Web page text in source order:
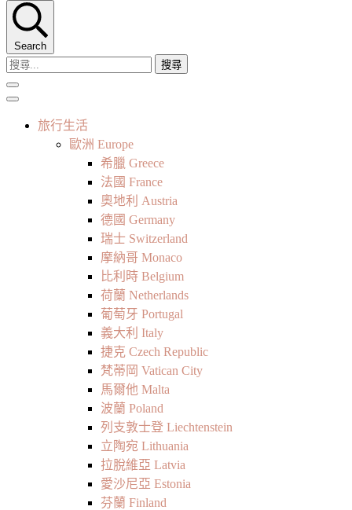
Search
搜
尋
關
旅行生活
歐洲 Europe
希臘 Greece
法國 France
奧地利 Austria
德國 Germany
瑞士 Switzerland
摩納哥 Monaco
比利時 Belgium
荷蘭 Netherlands
葡萄牙 Portugal
義大利 Italy
捷克 Czech Republic
梵蒂岡 Vatican City
馬爾他 Malta
波蘭 Poland
列支敦士登 Liechtenstein
立陶宛 Lithuania
拉脫維亞 Latvia
愛沙尼亞 Estonia
芬蘭 Finland